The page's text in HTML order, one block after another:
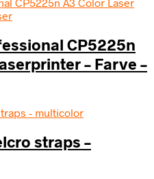
CP5225n
– Farve –
straps –